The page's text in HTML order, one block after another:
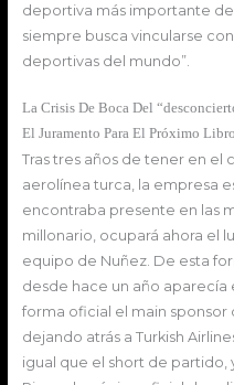
deportiva más importante
siempre busca vincularse
deportivas del mundo”.
La Crisis De Boca Del
El Juramento Para El Próximo
Tras tres años de tener en el
aerolínea turca, la empresa
encontraba presente en las
millonario, ocupará ahora el
equipo de Nuñez. De esta
desde hace un año aparecía
forma oficial el main sponsor
dejando atrás a Turkish
igual que el short de partido,